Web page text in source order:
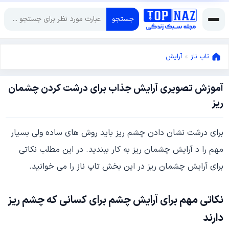
جستجو
تاپ ناز » آرایش
آموزش تصویری آرایش جذاب برای درشت کردن چشمان
ریز
نوامبر
20,
20,
برای درشت نشان دادن چشم ریز باید روش های ساده ولی بسیار
مهم را د آرایش چشمان ریز به کار ببندید. در این مطلب نکاتی
برای آرایش چشمان ریز در این بخش تاپ ناز را می خوانید.
نکاتی مهم برای آرایش چشم برای کسانی که چشم ریز
دارند